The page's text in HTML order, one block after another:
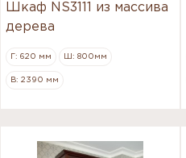
Шкаф NS3111 из массива
дерева
Г: 620 мм Ш: 800мм
В: 2390 мм